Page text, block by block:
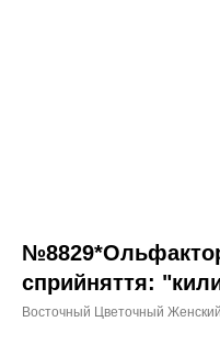
сприйняття:
Восточный Цветочный Женский